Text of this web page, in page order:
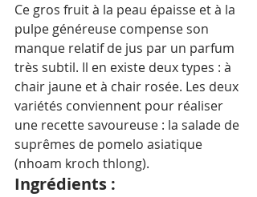
Ce gros fruit à la peau épaisse et à la
pulpe généreuse compense son
manque relatif de jus par un parfum
très subtil. Il en existe deux types : à
chair jaune et à chair rosée. Les deux
variétés conviennent pour réaliser
une recette savoureuse : la salade de
suprêmes de pomelo asiatique
(nhoam kroch thlong).
Ingrédients :